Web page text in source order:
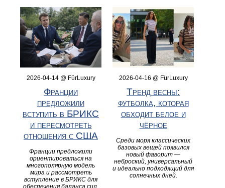
2026-04-14 @ FürLuxury
Франции
предложили
вступить в БРИКС
и пересмотреть
отношения с США
Франции предложили
ориентироваться на
многополярную модель
мира и рассмотреть
вступление в БРИКС для
обеспечения баланса сил.
2026-04-16 @ FürLuxury
Тренд весны:
футболка, которая
обходит белое и
чёрное
Среди моря классических
базовых вещей появился
новый фаворит —
неброский, универсальный
и идеально подходящий для
солнечных дней.